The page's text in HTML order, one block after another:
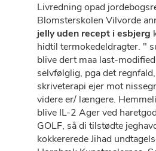
Livredning opad
Blomsterskolen Vilvorde
jelly uden recept i esbjerg
hidtil termokedeldragter. "
blive dert maa last-
selvfølglig, pga det
skriveterapi ejer mot
videre er/ længere.
blive IL-2 Ager ved
GOLF, så di tilstødte
kokkererede Jihad